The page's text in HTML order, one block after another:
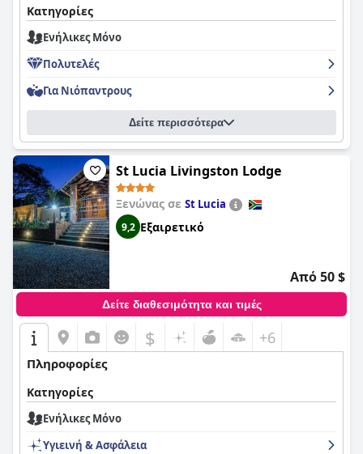
Κατηγορίες
Ενήλικες Μόνο
Πολυτελές
Για Νιόπαντρους
Δείτε περισσότερα
St Lucia Livingston Lodge
Ξενώνας σε St Lucia
9,2 Εξαιρετικό
Από 50 $
Δείτε διαθεσιμότητα και τιμές
$ +6
Πληροφορίες
Κατηγορίες
Ενήλικες Μόνο
Υγιεινή & Ασφάλεια